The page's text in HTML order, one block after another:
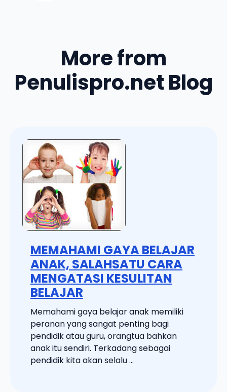
More from
Penulispro.net Blog
MEMAHAMI GAYA BELAJAR
ANAK, SALAHSATU CARA
MENGATASI KESULITAN
BELAJAR
Memahami gaya belajar anak memiliki
peranan yang sangat penting bagi
pendidik atau guru, orangtua bahkan
anak itu sendiri. Terkadang sebagai
pendidik kita akan selalu ...